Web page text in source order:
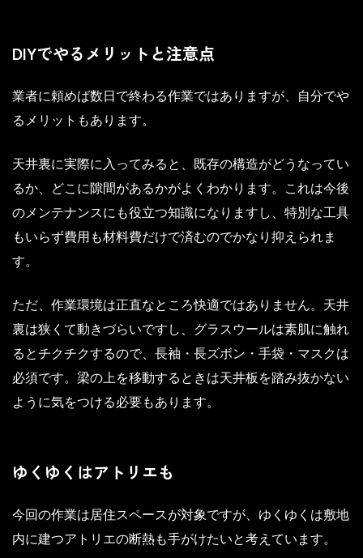
DIYでやるメリットと注意点
業者に頼めば数日で終わる作業ではありますが、自分でや
るメリットもあります。
天井裏に実際に入ってみると、既存の構造がどうなってい
るか、どこに隙間があるかがよくわかります。これは今後
のメンテナンスにも役立つ知識になりますし、特別な工具
もいらず費用も材料費だけで済むのでかなり抑えられま
す。
ただ、作業環境は正直なところ快適ではありません。天井
裏は狭くて動きづらいですし、グラスウールは素肌に触れ
るとチクチクするので、長袖・長ズボン・手袋・マスクは
必須です。梁の上を移動するときは天井板を踏み抜かない
ように気をつける必要もあります。
ゆくゆくはアトリエも
今回の作業は居住スペースが対象ですが、ゆくゆくは敷地
内に建つアトリエの断熱も手がけたいと考えています。